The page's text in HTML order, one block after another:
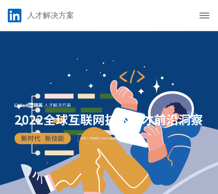
Skip to main content
LinkedIn Logo
人才解决方案